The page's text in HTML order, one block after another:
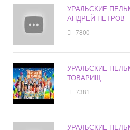
УРАЛЬСКИЕ
АНДРЕЙ ПЕТРОВ
7800
УРАЛЬСКИЕ
ТОВАРИЩ
7381
УРАЛЬСКИЕ